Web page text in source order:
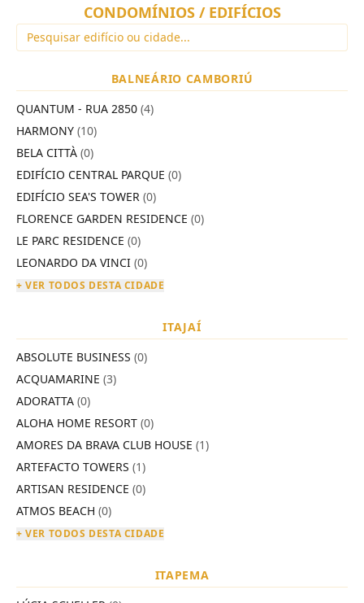
CONDOMÍNIOS / EDIFÍCIOS
BALNEÁRIO CAMBORIÚ
QUANTUM - RUA 2850 (4)
HARMONY (10)
BELA CITTÀ (0)
EDIFÍCIO CENTRAL PARQUE (0)
EDIFÍCIO SEA'S TOWER (0)
FLORENCE GARDEN RESIDENCE (0)
LE PARC RESIDENCE (0)
LEONARDO DA VINCI (0)
+ VER TODOS DESTA CIDADE
ITAJAÍ
ABSOLUTE BUSINESS (0)
ACQUAMARINE (3)
ADORATTA (0)
ALOHA HOME RESORT (0)
AMORES DA BRAVA CLUB HOUSE (1)
ARTEFACTO TOWERS (1)
ARTISAN RESIDENCE (0)
ATMOS BEACH (0)
+ VER TODOS DESTA CIDADE
ITAPEMA